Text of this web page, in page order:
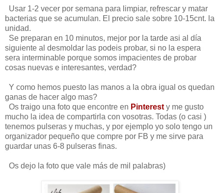
Usar 1-2 vecer por semana para limpiar, refrescar y matar
bacterias que se acumulan. El precio sale sobre 10-15cnt. la
unidad.
Se preparan en 10 minutos, mejor por la tarde asi al día
siguiente al desmoldar las podeis probar, si no la espera
sera interminable porque somos impacientes de probar
cosas nuevas e interesantes, verdad?
Y como hemos puesto las manos a la obra igual os quedan
ganas de hacer algo mas?
Os traigo una foto que encontre en Pinterest y me gusto
mucho la idea de compartirla con vosotras. Todas (o casi )
tenemos pulseras y muchas, y por ejemplo yo solo tengo un
organizador pequeño que compre por FB y me sirve para
guardar unas 6-8 pulseras finas.
Os dejo la foto que vale más de mil palabras)